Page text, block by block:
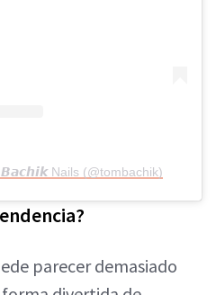
Nails (@tombachik)
parecer demasiado